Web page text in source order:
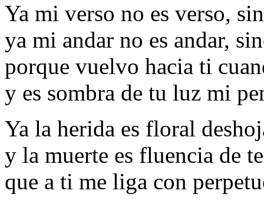
Ya mi verso no es verso,
ya mi andar no es andar,
porque vuelvo hacia ti
y es sombra de tu luz mi
Ya la herida es floral
y la muerte es fluencia de
que a ti me liga con